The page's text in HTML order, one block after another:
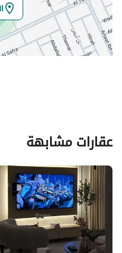
عقارات مشابهة